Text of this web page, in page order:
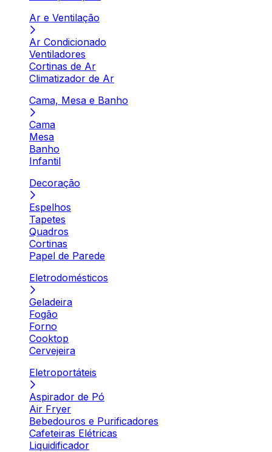
Ar e Ventilação
Ar Condicionado
Ventiladores
Cortinas de Ar
Climatizador de Ar
Cama, Mesa e Banho
Cama
Mesa
Banho
Infantil
Decoração
Espelhos
Tapetes
Quadros
Cortinas
Papel de Parede
Eletrodomésticos
Geladeira
Fogão
Forno
Cooktop
Cervejeira
Eletroportáteis
Aspirador de Pó
Air Fryer
Bebedouros e Purificadores
Cafeteiras Elétricas
Liquidificador